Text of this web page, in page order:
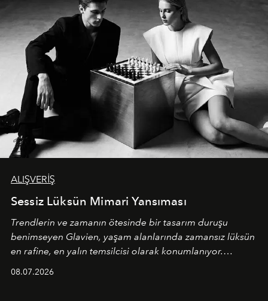
ALIŞVERİŞ
Sessiz Lüksün Mimari Yansıması
Trendlerin ve zamanın ötesinde bir tasarım duruşu
benimseyen Glavien, yaşam alanlarında zamansız lüksün
en rafine, en yalın temsilcisi olarak konumlanıyor.
08.07.2026